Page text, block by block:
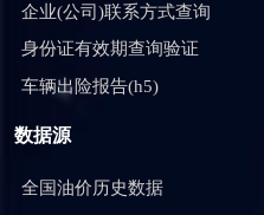
企业(公司)联系方式查询
身份证有效期查询验证
车辆出险报告(h5)
数据源
全国油价历史数据